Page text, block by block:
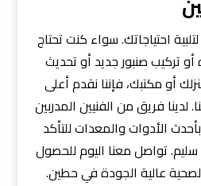
احتياجاتك. سواء كنت تحتاج
أو تركيب صنبور جديد أو تحديث
أو مكتبك، فإننا نقدم أعلى
لدينا فريق من الفنيين المدربين
الأدوات والمعدات للتأكد
تواصل معنا اليوم للحصول
عالية الجودة في حطين.